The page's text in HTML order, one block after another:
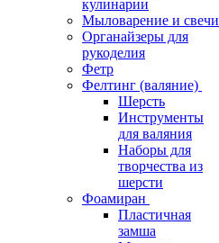
кулинарии
Мыловарение и свечи
Органайзеры для
рукоделия
Фетр
Фелтинг (валяние)
Шерсть
Инструменты
для валяния
Наборы для
творчества из
шерсти
Фоамиран
Пластичная
замша